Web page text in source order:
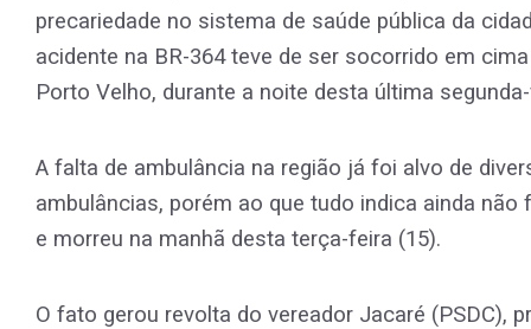
precariedade no sistema de saúde pública da
acidente na BR-364 teve de ser socorrido em
Porto Velho, durante a noite desta última
A falta de ambulância na região já foi alvo de
ambulâncias, porém ao que tudo indica ainda
e morreu na manhã desta terça-feira (15).
O fato gerou revolta do vereador Jacaré (PSDC),